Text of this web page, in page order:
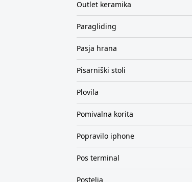
Outlet keramika
Paragliding
Pasja hrana
Pisarniški stoli
Plovila
Pomivalna korita
Popravilo iphone
Pos terminal
Postelja